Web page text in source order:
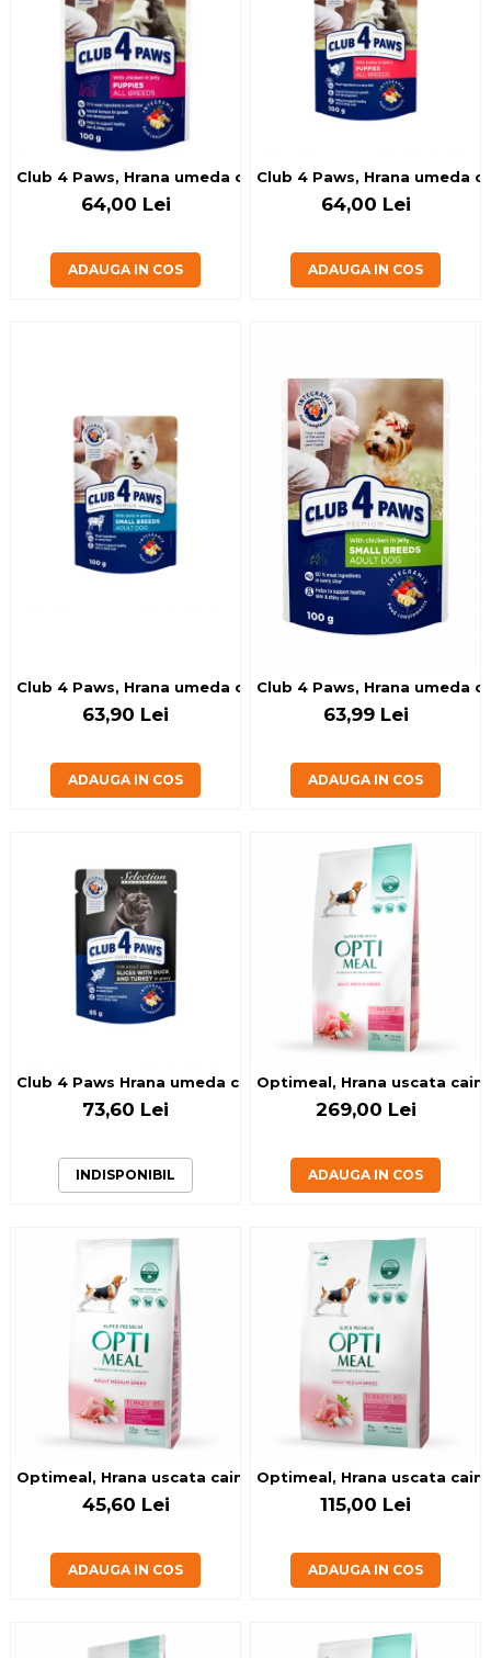
Club 4 Paws, Hrana umeda catei (puppies) cu gaina in
64,00 Lei
ADAUGA IN COS
Club 4 Paws, Hrana umeda
64,00 Lei
ADAUGA IN COS
Club 4 Paws, Hrana umeda caini talie mica - cu Miel in sos,
63,90 Lei
ADAUGA IN COS
Club 4 Paws, Hrana umeda
63,99 Lei
ADAUGA IN COS
Club 4 Paws Hrana umeda caini de talie mica - Rata si
73,60 Lei
INDISPONIBIL
Optimeal, Hrana uscata
269,00 Lei
ADAUGA IN COS
Optimeal, Hrana uscata caini de talie medie, Curcan, 1.5kg
45,60 Lei
ADAUGA IN COS
Optimeal, Hrana uscata
115,00 Lei
ADAUGA IN COS